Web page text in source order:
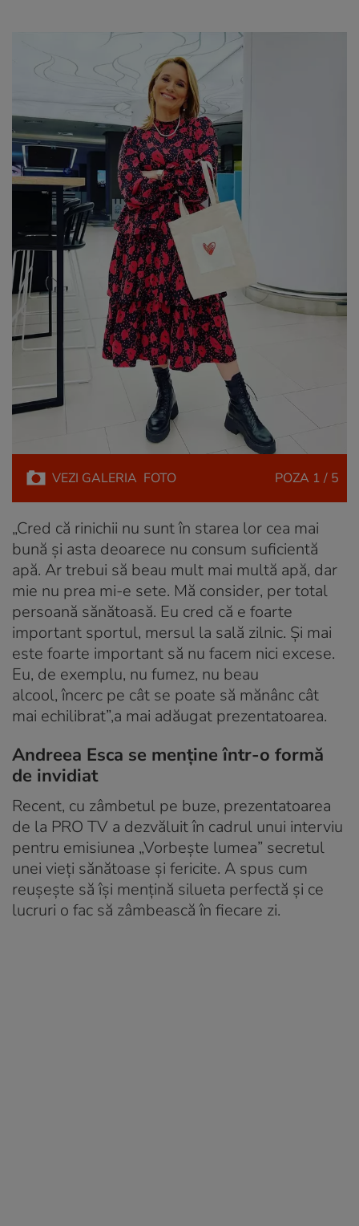
VEZI GALERIA FOTO POZA 1 / 5
„Cred că rinichii nu sunt în starea lor cea mai
bună și asta deoarece nu consum suficientă
apă. Ar trebui să beau mult mai multă apă, dar
mie nu prea mi-e sete. Mă consider, per total
persoană sănătoasă. Eu cred că e foarte
important sportul, mersul la sală zilnic. Și mai
este foarte important să nu facem nici excese.
Eu, de exemplu, nu fumez, nu beau
alcool, încerc pe cât se poate să mănânc cât
mai echilibrat”,a mai adăugat prezentatoarea.
Andreea Esca se menține într-o formă
de invidiat
Recent, cu zâmbetul pe buze, prezentatoarea
de la PRO TV a dezvăluit în cadrul unui interviu
pentru emisiunea „Vorbește lumea” secretul
unei vieți sănătoase și fericite. A spus cum
reușește să își mențină silueta perfectă și ce
lucruri o fac să zâmbească în fiecare zi.